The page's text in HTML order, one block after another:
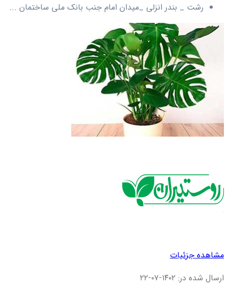
رشت _ بندر انزلی _میدان امام جنب بانک ملی ساختمان ...
مشاهده جزئیات
ارسال شده در: ۱۴۰۲-۰۷-۲۲